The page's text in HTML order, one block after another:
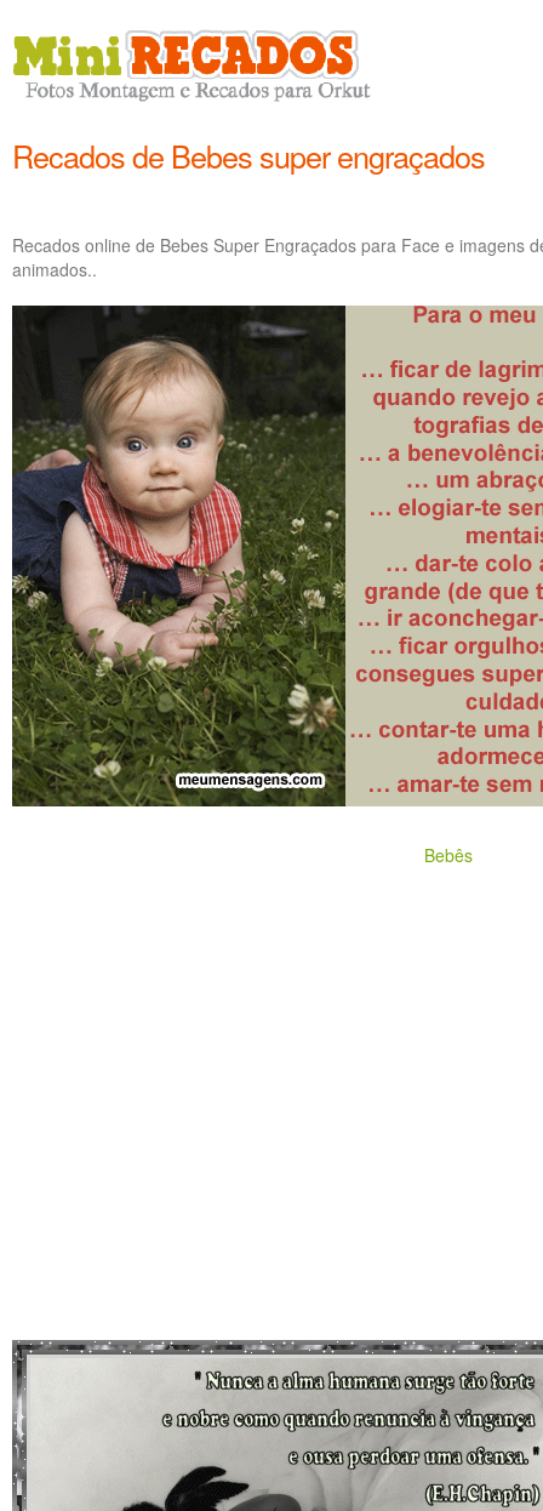
Recados de Bebes super engraçados
Recados online de Bebes Super Engraçados para Face e imagens
animados..
Bebês